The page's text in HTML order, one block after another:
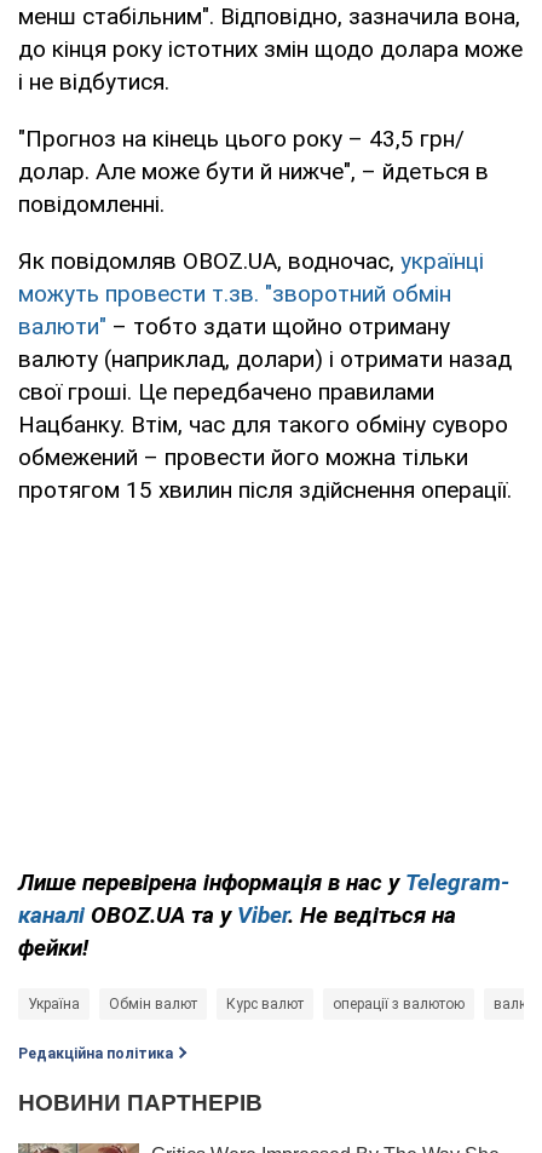
менш стабільним". Відповідно, зазначила вона,
до кінця року істотних змін щодо долара може
і не відбутися.
"Прогноз на кінець цього року – 43,5 грн/
долар. Але може бути й нижче", – йдеться в
повідомленні.
Як повідомляв OBOZ.UA, водночас, українці
можуть провести т.зв. "зворотний обмін
валюти" – тобто здати щойно отриману
валюту (наприклад, долари) і отримати назад
свої гроші. Це передбачено правилами
Нацбанку. Втім, час для такого обміну суворо
обмежений – провести його можна тільки
протягом 15 хвилин після здійснення операції.
Лише перевірена інформація в нас у Telegram-
каналі OBOZ.UA та у Viber. Не ведіться на
фейки!
Україна Обмін валют Курс валют операції з валютою
Редакційна політика